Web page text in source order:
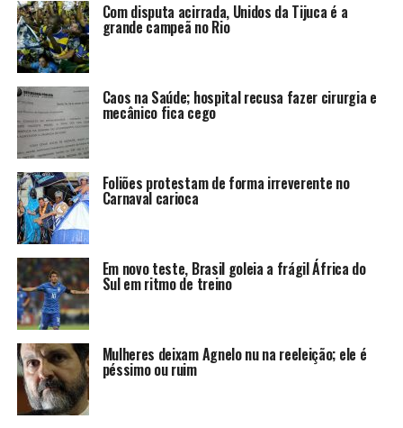
Com disputa acirrada, Unidos da Tijuca é a
grande campeã no Rio
Caos na Saúde; hospital recusa fazer cirurgia e
mecânico fica cego
Foliões protestam de forma irreverente no
Carnaval carioca
Em novo teste, Brasil goleia a frágil África do
Sul em ritmo de treino
Mulheres deixam Agnelo nu na reeleição; ele é
péssimo ou ruim